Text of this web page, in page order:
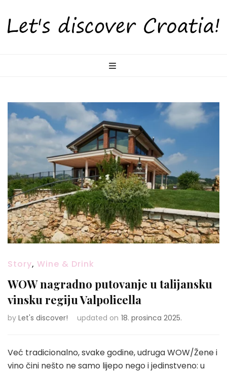
Story, Wine & Drink
WOW nagradno putovanje u talijansku
vinsku regiju Valpolicella
by Let's discover! updated on 18. prosinca 2025.
Već tradicionalno, svake godine, udruga WOW/Žene i
vino čini nešto ne samo lijepo nego i jedinstveno: u